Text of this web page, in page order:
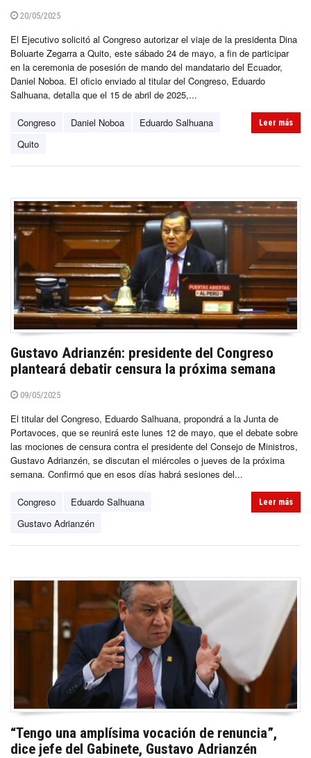
20/05/2025
El Ejecutivo solicitó al Congreso autorizar el viaje de la presidenta Dina
Boluarte Zegarra a Quito, este sábado 24 de mayo, a fin de participar
en la ceremonia de posesión de mando del mandatario del Ecuador,
Daniel Noboa. El oficio enviado al titular del Congreso, Eduardo
Salhuana, detalla que el 15 de abril de 2025,...
Congreso Daniel Noboa
Eduardo Salhuana
Quito
Leer más
Gustavo Adrianzén: presidente del Congreso
planteará debatir censura la próxima semana
09/05/2025
El titular del Congreso, Eduardo Salhuana, propondrá a la Junta de
Portavoces, que se reunirá este lunes 12 de mayo, que el debate sobre
las mociones de censura contra el presidente del Consejo de Ministros,
Gustavo Adrianzén, se discutan el miércoles o jueves de la próxima
semana. Confirmó que en esos días habrá sesiones del...
Congreso
Eduardo Salhuana
Gustavo Adrianzén
Leer más
“Tengo una amplísima vocación de renuncia”,
dice jefe del Gabinete, Gustavo Adrianzén